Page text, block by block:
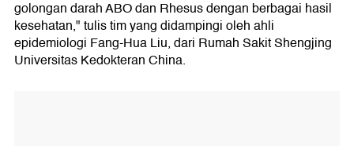
golongan darah ABO dan Rhesus dengan berbagai hasil
kesehatan," tulis tim yang didampingi oleh ahli
epidemiologi Fang-Hua Liu, dari Rumah Sakit Shengjing
Universitas Kedokteran China.